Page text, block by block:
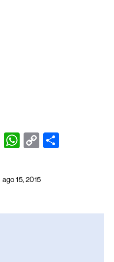
Bl
sk
W
at
s
p
C
p
y
n
ago 15, 2015